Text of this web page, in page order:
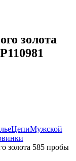
золота
ЦепиМужской
золота 585 пробы